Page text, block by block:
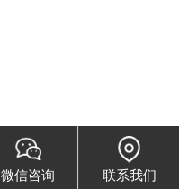
微信咨询 联系我们